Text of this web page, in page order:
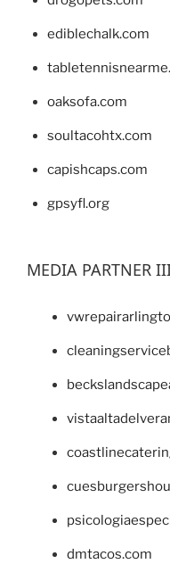
ediblechalk.com
oaksofa.com
soultacohtx.com
capishcaps.com
gpsyfl.org
MEDIA PARTNER
dmtacos.com